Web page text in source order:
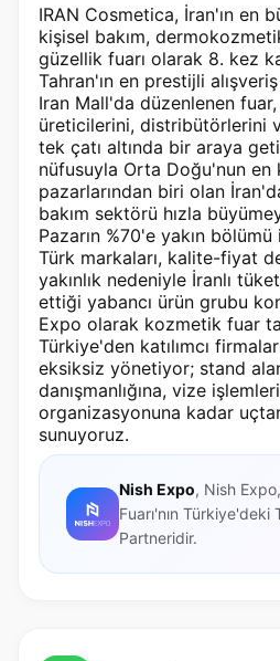
IRAN Cosmetica, İran'ın en
kişisel bakım,
güzellik fuarı olarak 8. kez
Tahran'ın en prestijli
Iran Mall'da düzenlenen
üreticilerini, distribütörlerini
tek çatı altında bir araya
nüfusuyla Orta Doğu'nun en
pazarlarından biri olan
bakım sektörü hızla
Pazarın %70'e yakın
Türk markaları, kalite-fiyat
yakınlık nedeniyle İranlı
ettiği yabancı ürün grubu
Expo olarak kozmetik fuar
Türkiye'den katılımcı
eksiksiz yönetiyor; stand
danışmanlığına, vize
organizasyonuna kadar
sunuyoruz.
Nish Expo, Nish
Fuarı'nın Türkiye'deki
Partneridir.